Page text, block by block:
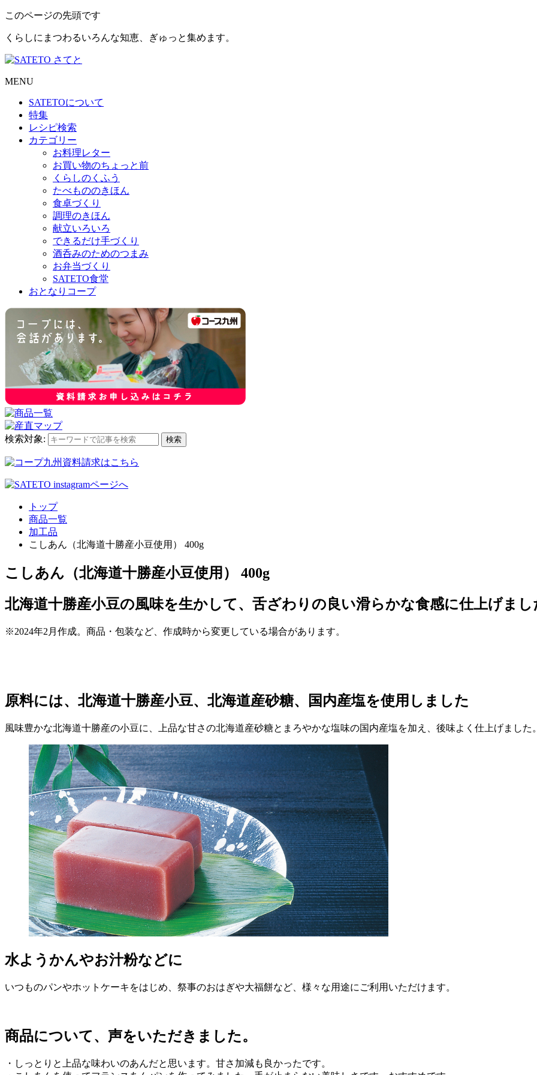
このページの先頭です
くらしにまつわるいろんな知恵、ぎゅっと集めます。
MENU
SATETOについて
特集
レシピ検索
カテゴリー
お料理レター
お買い物のちょっと前
くらしのくふう
たべもののきほん
食卓づくり
調理のきほん
献立いろいろ
できるだけ手づくり
酒呑みのためのつまみ
お弁当づくり
SATETO食堂
おとなりコープ
検索対象: 検索
トップ
商品一覧
加工品
こしあん（北海道十勝産小豆使用） 400g
こしあん（北海道十勝産小豆使用） 400g
北海道十勝産小豆の風味を生かして、舌ざわりの良い滑らかな食感に仕上げまし
※2024年2月作成。商品・包装など、作成時から変更している場合があります。
原料には、北海道十勝産小豆、北海道産砂糖、国内産塩を使用しました
風味豊かな北海道十勝産の小豆に、上品な甘さの北海道産砂糖とまろやかな塩味の国内産塩を加え、後味よく仕上げました
水ようかんやお汁粉などに
いつものパンやホットケーキをはじめ、祭事のおはぎや大福餅など、様々な用途にご利用いただけます。
商品について、声をいただきました。
・しっとりと上品な味わいのあんだと思います。甘さ加減も良かったです。